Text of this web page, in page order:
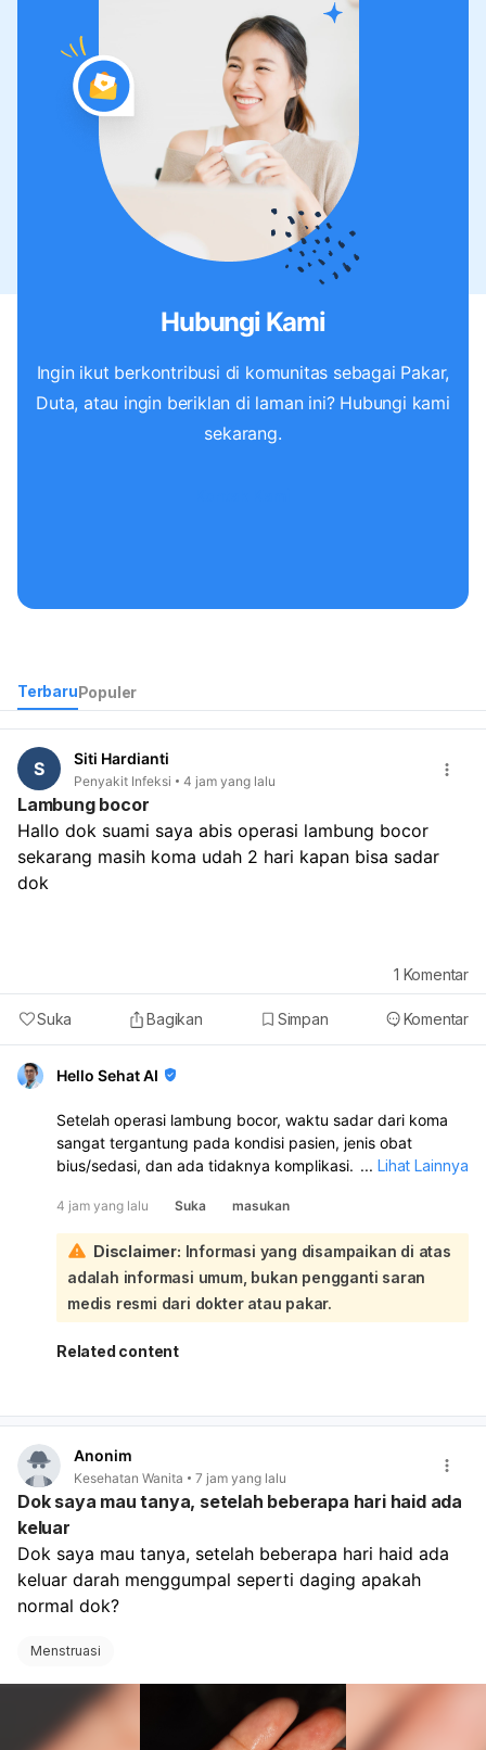
Hubungi Kami
Ingin ikut berkontribusi di komunitas sebagai Pakar,
Duta, atau ingin beriklan di laman ini? Hubungi kami
sekarang.
TerbaruPopuler
S Siti Hardianti
Penyakit Infeksi 4 jam yang lalu
Lambung bocor
Hallo dok suami saya abis operasi lambung bocor
sekarang masih koma udah 2 hari kapan bisa sadar
dok
Suka Bagikan Simpan Komentar
1 Komentar
Hello Sehat AI
Setelah operasi lambung bocor, waktu sadar dari koma
sangat tergantung pada kondisi pasien, jenis obat
bius/sedasi, dan ada tidaknya komplikasi. Umumnya
hari, tetapi kalau sudah 2 hari masih koma, itu perlu
dipantau ketat di ICU:
Segera tanyakan langsung ke dokter bedah dan dokter
ICU yang menangani, karena mereka yang paling tahu
penyebab belum sadarnya, misalnya efek obat, infeksi,
perdarahan, gangguan napas, atau kondisi lain. Jika
suami masih koma 2 hari, ini bukan hal yang bisa
demam, napas tidak stabil, atau kondisi makin lemah, itu
... Lihat Lainnya
4 jam yang lalu Suka masukan
Disclaimer: Informasi yang disampaikan di atas
adalah informasi umum, bukan pengganti saran
medis resmi dari dokter atau pakar.
Related content
Anonim
Kesehatan Wanita 7 jam yang lalu
Dok saya mau tanya, setelah beberapa hari haid ada
keluar
Dok saya mau tanya, setelah beberapa hari haid ada
keluar darah menggumpal seperti daging apakah
normal dok?
Menstruasi